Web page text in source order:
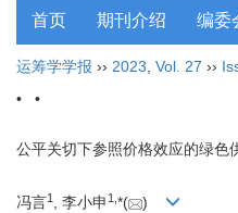
首页 期刊介绍 编委
运筹学学报 ›› 2023 Vol. 27 ››
• •
公平关切下参照价格效应的绿色
冯言1 , 李小申 1 *( )